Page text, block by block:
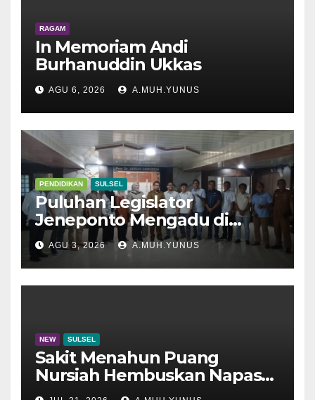
RAGAM
In Memoriam Andi
Burhanuddin Ukkas
AGU 6, 2026 A.MUH.YUNUS
PENDIDIKAN SULSEL
Puluhan Legislator
Jeneponto Mengadu di
Disdik Sulsel
AGU 3, 2026 A.MUH.YUNUS
NEW SULSEL
Sakit Menahun Puang
Nursiah Hembuskan Napas
Terakhir